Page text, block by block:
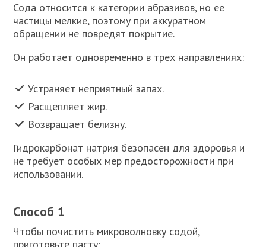
Сода относится к категории абразивов, но ее
частицы мелкие, поэтому при аккуратном
обращении не повредят покрытие.
Он работает одновременно в трех направлениях:
Устраняет неприятный запах.
Расщепляет жир.
Возвращает белизну.
Гидрокарбонат натрия безопасен для здоровья и
не требует особых мер предосторожности при
использовании.
Способ 1
Чтобы почистить микроволновку содой,
приготовьте пасту: